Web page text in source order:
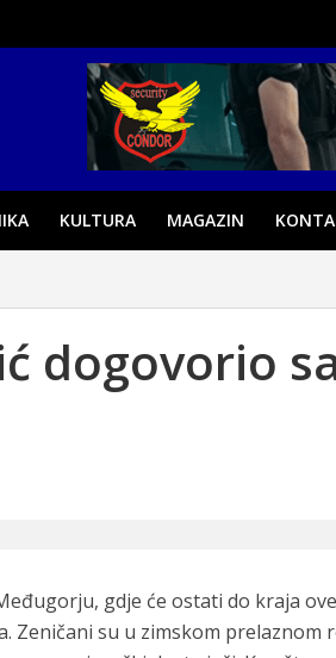
KULTURA MAGAZIN
dogovorio
gdje će ostati do kraja
Zeničani su u zimskom prelaznom